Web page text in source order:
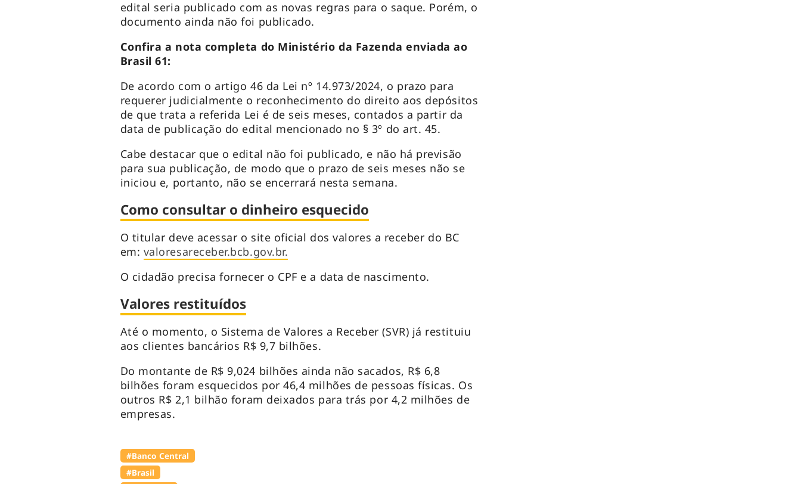
edital seria publicado com as novas regras para o saque. Porém, o
documento ainda não foi publicado.
Confira a nota completa do Ministério da Fazenda enviada ao
Brasil 61:
De acordo com o artigo 46 da Lei nº 14.973/2024, o prazo para
requerer judicialmente o reconhecimento do direito aos depósitos
de que trata a referida Lei é de seis meses, contados a partir da
data de publicação do edital mencionado no § 3º do art. 45.
Cabe destacar que o edital não foi publicado, e não há previsão
para sua publicação, de modo que o prazo de seis meses não se
iniciou e, portanto, não se encerrará nesta semana.
Como consultar o dinheiro esquecido
O titular deve acessar o site oficial dos valores a receber do BC
em: valoresareceber.bcb.gov.br.
O cidadão precisa fornecer o CPF e a data de nascimento.
Valores restituídos
Até o momento, o Sistema de Valores a Receber (SVR) já restituiu
aos clientes bancários R$ 9,7 bilhões.
Do montante de R$ 9,024 bilhões ainda não sacados, R$ 6,8
bilhões foram esquecidos por 46,4 milhões de pessoas físicas. Os
outros R$ 2,1 bilhão foram deixados para trás por 4,2 milhões de
empresas.
#Banco Central
#Brasil